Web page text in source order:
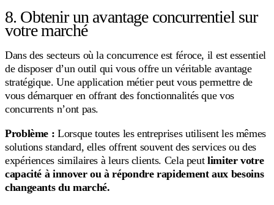
8. Obtenir un avantage concurrentiel sur
votre marché
Dans des secteurs où la concurrence est féroce, il est essentiel
de disposer d’un outil qui vous offre un véritable avantage
stratégique. Une application métier peut vous permettre de
vous démarquer en offrant des fonctionnalités que vos
concurrents n’ont pas.
Problème : Lorsque toutes les entreprises utilisent les mêmes
solutions standard, elles offrent souvent des services ou des
expériences similaires à leurs clients. Cela peutlimiter votre
capacité à innover ou à répondre rapidement aux besoins
changeants du marché.